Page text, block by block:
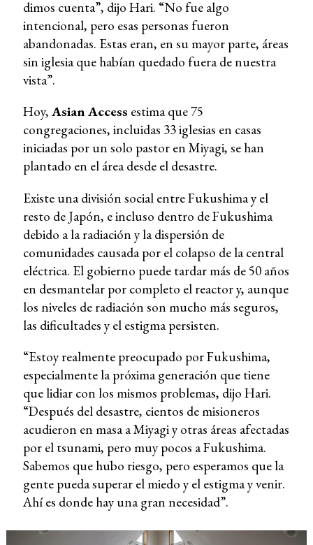
dimos cuenta”, dijo Hari. “No fue algo
intencional, pero esas personas fueron
abandonadas. Estas eran, en su mayor parte, áreas
sin iglesia que habían quedado fuera de nuestra
vista”.
Hoy, Asian Access estima que 75
congregaciones, incluidas 33 iglesias en casas
iniciadas por un solo pastor en Miyagi, se han
plantado en el área desde el desastre.
Existe una división social entre Fukushima y el
resto de Japón, e incluso dentro de Fukushima
debido a la radiación y la dispersión de
comunidades causada por el colapso de la central
eléctrica. El gobierno puede tardar más de 50 años
en desmantelar por completo el reactor y, aunque
los niveles de radiación son mucho más seguros,
las dificultades y el estigma persisten.
“Estoy realmente preocupado por Fukushima,
especialmente la próxima generación que tiene
que lidiar con los mismos problemas, dijo Hari.
“Después del desastre, cientos de misioneros
acudieron en masa a Miyagi y otras áreas afectadas
por el tsunami, pero muy pocos a Fukushima.
Sabemos que hubo riesgo, pero esperamos que la
gente pueda superar el miedo y el estigma y venir.
Ahí es donde hay una gran necesidad”.